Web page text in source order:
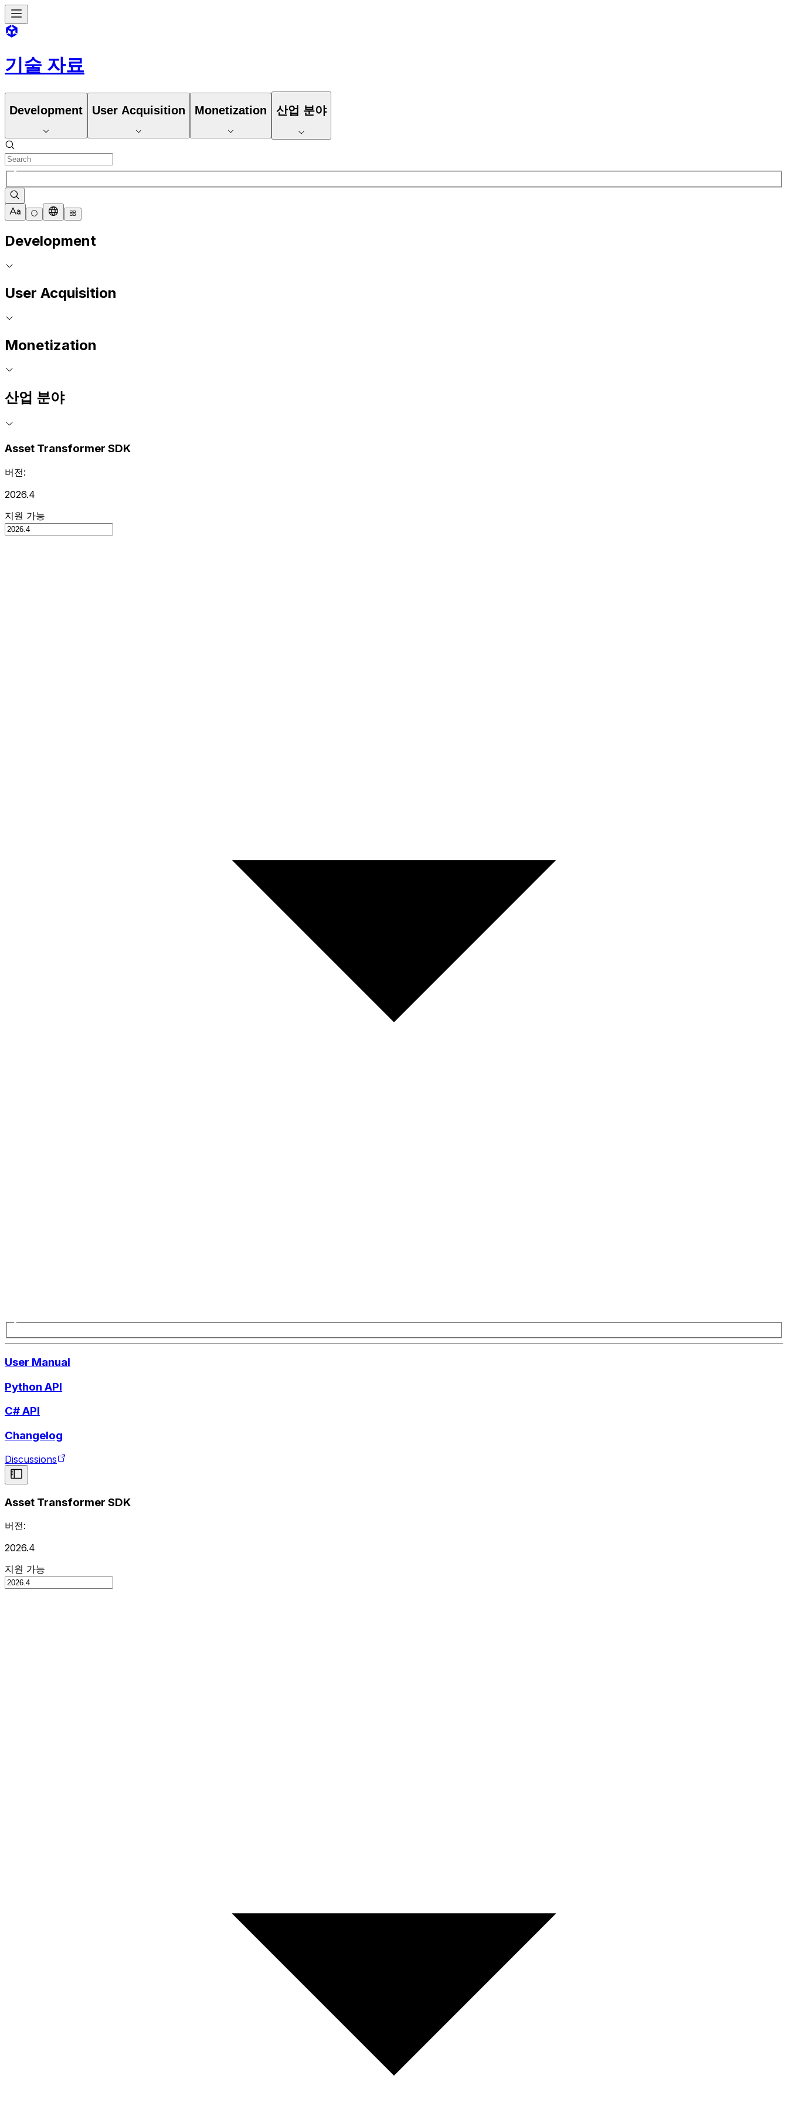
기술 자료
Development User Acquisition Monetization 산업 분야
Development
User Acquisition
Monetization
산업 분야
Asset Transformer SDK
버전:
2026.4
지원 가능
User Manual
Python API
C# API
Changelog
Discussions
Asset Transformer SDK
버전:
2026.4
지원 가능